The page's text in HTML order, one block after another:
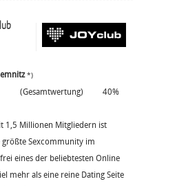
*)
(Gesamtwertung)
40%
1,5 Millionen Mitgliedern ist
größte Sexcommunity im
eines der beliebtesten Online
mehr als eine reine Dating Seite